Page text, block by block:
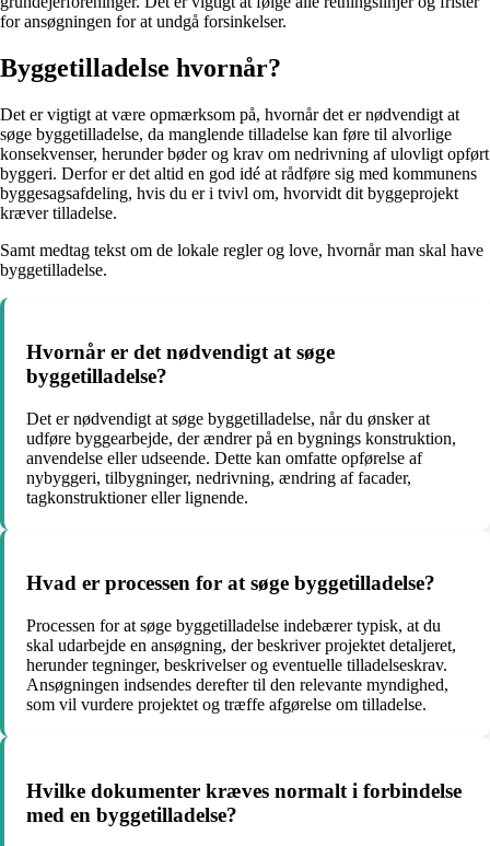
for ansøgningen for at undgå forsinkelser.
Byggetilladelse hvornår?
Det er vigtigt at være opmærksom på, hvornår det er nødvendigt at
søge byggetilladelse, da manglende tilladelse kan føre til alvorlige
konsekvenser, herunder bøder og krav om nedrivning af ulovligt opført
byggeri. Derfor er det altid en god idé at rådføre sig med kommunens
byggesagsafdeling, hvis du er i tvivl om, hvorvidt dit byggeprojekt
kræver tilladelse.
Samt medtag tekst om de lokale regler og love, hvornår man skal have
byggetilladelse.
Hvornår er det nødvendigt at søge
byggetilladelse?
Det er nødvendigt at søge byggetilladelse, når du ønsker at
udføre byggearbejde, der ændrer på en bygnings konstruktion,
anvendelse eller udseende. Dette kan omfatte opførelse af
nybyggeri, tilbygninger, nedrivning, ændring af facader,
tagkonstruktioner eller lignende.
Hvad er processen for at søge byggetilladelse?
Processen for at søge byggetilladelse indebærer typisk, at du
skal udarbejde en ansøgning, der beskriver projektet detaljeret,
herunder tegninger, beskrivelser og eventuelle tilladelseskrav.
Ansøgningen indsendes derefter til den relevante myndighed,
som vil vurdere projektet og træffe afgørelse om tilladelse.
Hvilke dokumenter kræves normalt i forbindelse
med en byggetilladelse?